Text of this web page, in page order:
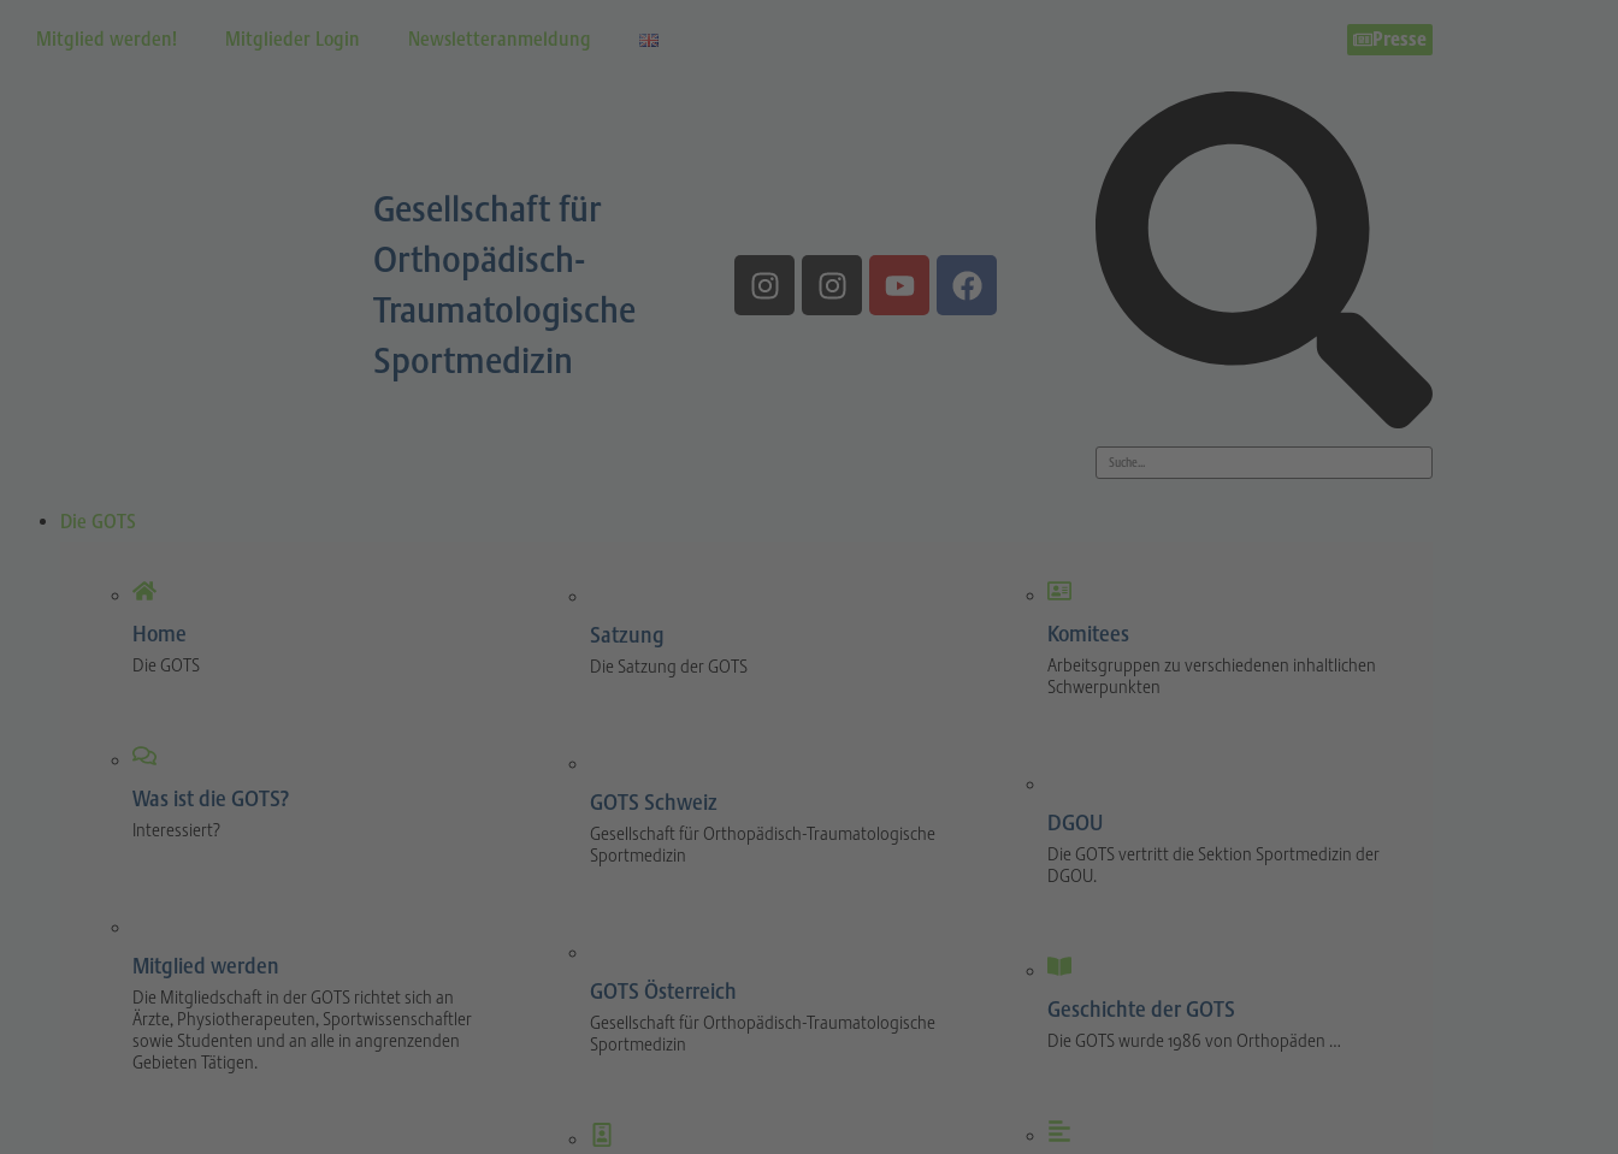
Mitglied werden! Mitglieder Login Newsletteranmeldung Presse
Gesellschaft für
Orthopädisch-
Traumatologische
Sportmedizin
Die GOTS
Home
Die GOTS
Was ist die GOTS?
Interessiert?
Mitglied werden
Die Mitgliedschaft in der GOTS richtet sich an
Ärzte, Physiotherapeuten, Sportwissenschaftler
sowie Studenten und an alle in angrenzenden
Gebieten Tätigen.
Satzung
Die Satzung der GOTS
GOTS Schweiz
Gesellschaft für Orthopädisch-Traumatologische
Sportmedizin
GOTS Österreich
Gesellschaft für Orthopädisch-Traumatologische
Sportmedizin
Komitees
Arbeitsgruppen zu verschiedenen inhaltlichen
Schwerpunkten
DGOU
Die GOTS vertritt die Sektion Sportmedizin der
DGOU.
Geschichte der GOTS
Die GOTS wurde 1986 von Orthopäden …